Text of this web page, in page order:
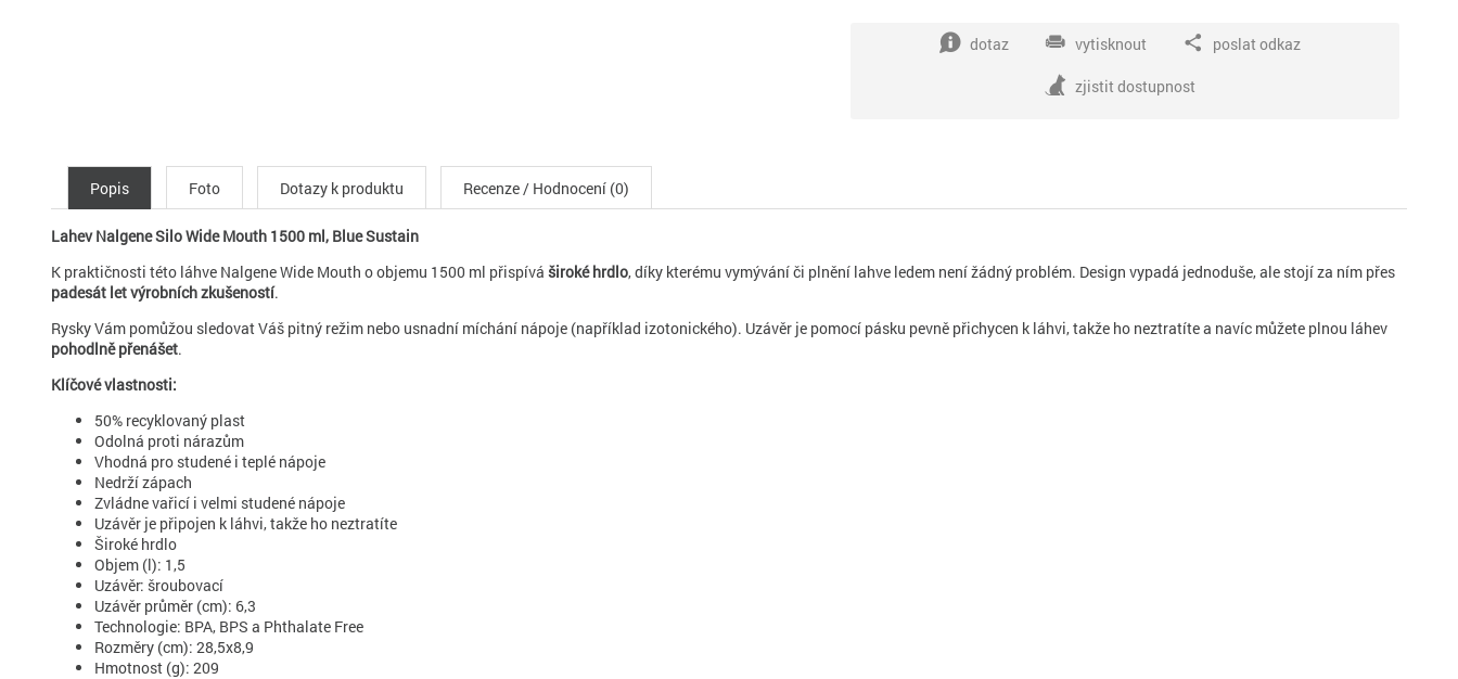
dotaz vytisknout poslat odkaz
zjistit dostupnost
Popis Foto Dotazy k produktu Recenze / Hodnocení (0)
Lahev Nalgene Silo Wide Mouth 1500 ml, Blue Sustain
K praktičnosti této láhve Nalgene Wide Mouth o objemu 1500 ml přispívá široké hrdlo, díky kterému vymývání či plnění lahve ledem není žádný problém. Design vypadá jednoduše, ale stojí za ním přes
padesát let výrobních zkušeností.
Rysky Vám pomůžou sledovat Váš pitný režim nebo usnadní míchání nápoje (například izotonického). Uzávěr je pomocí pásku pevně přichycen k láhvi, takže ho neztratíte a navíc můžete plnou láhev
pohodlně přenášet.
Klíčové vlastnosti:
50% recyklovaný plast
Odolná proti nárazům
Vhodná pro studené i teplé nápoje
Nedrží zápach
Zvládne vařicí i velmi studené nápoje
Uzávěr je připojen k láhvi, takže ho neztratíte
Široké hrdlo
Objem (l): 1,5
Uzávěr: šroubovací
Uzávěr průměr (cm): 6,3
Technologie: BPA, BPS a Phthalate Free
Rozměry (cm): 28,5x8,9
Hmotnost (g): 209